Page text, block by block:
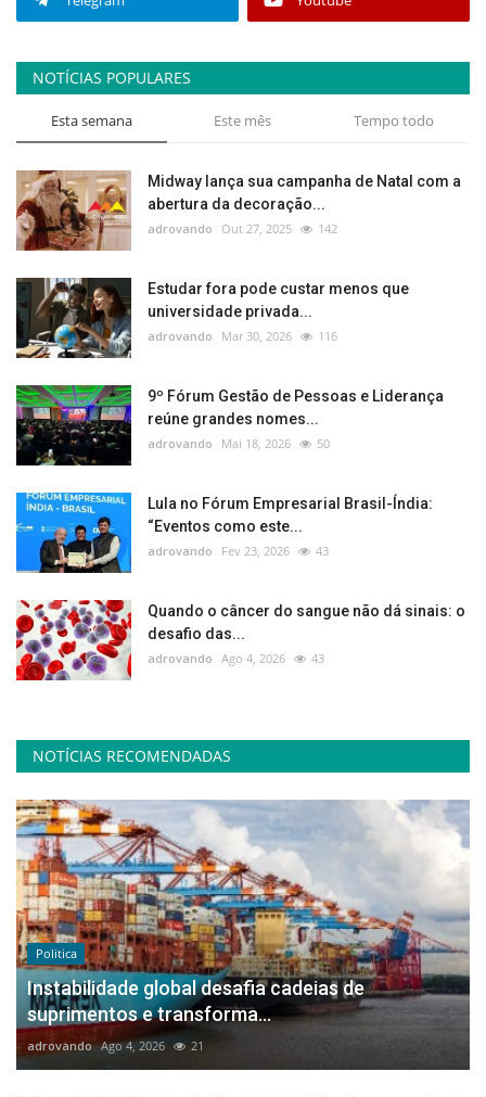
NOTÍCIAS POPULARES
Esta semana Este mês Tempo todo
Midway lança sua campanha de Natal com a
abertura da decoração...
adrovando Out 27, 2025 142
Estudar fora pode custar menos que
universidade privada...
adrovando Mar 30, 2026 116
9º Fórum Gestão de Pessoas e Liderança
reúne grandes nomes...
adrovando Mai 18, 2026 50
Lula no Fórum Empresarial Brasil-Índia:
“Eventos como este...
adrovando Fev 23, 2026 43
Quando o câncer do sangue não dá sinais: o
desafio das...
adrovando Ago 4, 2026 43
NOTÍCIAS RECOMENDADAS
Politica
Instabilidade global desafia cadeias de
suprimentos e transforma...
adrovando Ago 4, 2026 21